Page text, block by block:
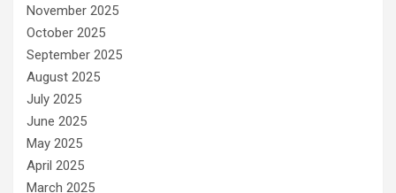
November 2025
October 2025
September 2025
August 2025
July 2025
June 2025
May 2025
April 2025
March 2025